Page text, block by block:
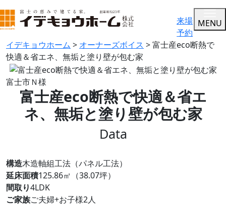
来場
予約
MENU
イデキョウホーム > オーナーズボイス >富士産eco断熱で
快適＆省エネ、無垢と塗り壁が包む家
富士市Ｎ様
富士産eco断熱で快適＆省エ
ネ、無垢と塗り壁が包む家
Data
構造木造軸組工法（パネル工法）
延床面積125.86㎡（38.07坪）
間取り4LDK
ご家族ご夫婦+お子様2人